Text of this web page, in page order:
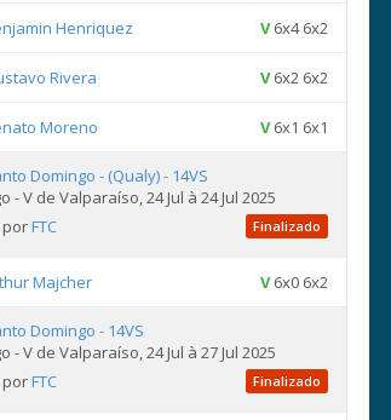
Henriquez V6x4 6x2
Rivera V6x2 6x2
Moreno V6x1 6x1
Domingo - (Qualy) - 14VS
- V de Valparaíso, 24 Jul à 24 Jul 2025
porFTC Finalizado
Majcher V6x0 6x2
Domingo - 14VS
- V de Valparaíso, 24 Jul à 27 Jul 2025
porFTC Finalizado